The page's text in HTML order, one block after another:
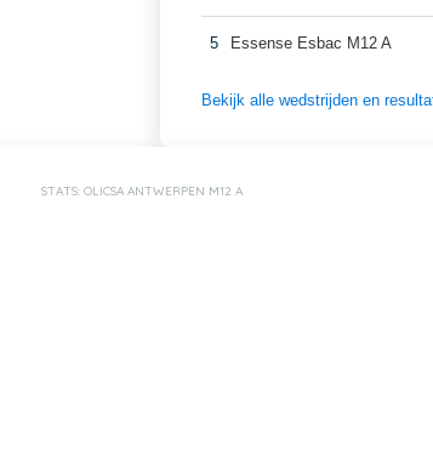
5 Essense Esbac M12 A
Bekijk alle wedstrijden en
STATS: OLICSA ANTWERPEN M12 A